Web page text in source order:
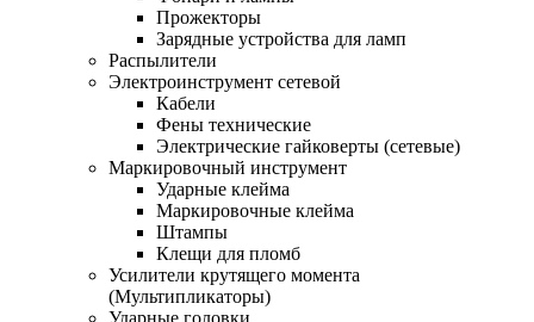
Прожекторы
Зарядные устройства для ламп
Распылители
Электроинструмент сетевой
Кабели
Фены технические
Электрические гайковерты (сетевые)
Маркировочный инструмент
Ударные клейма
Маркировочные клейма
Штампы
Клещи для пломб
Усилители крутящего момента
(Мультипликаторы)